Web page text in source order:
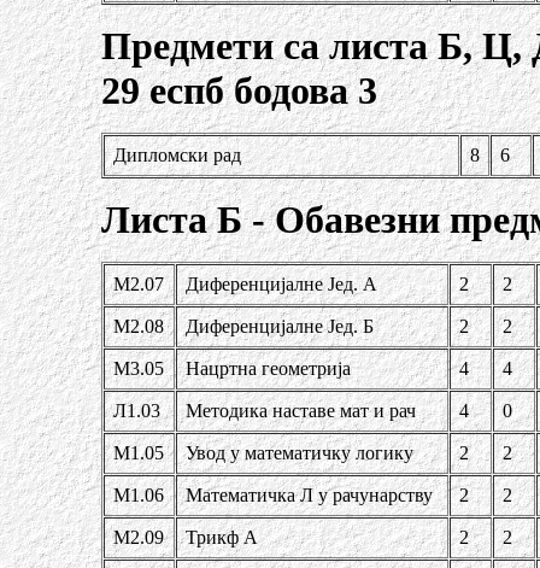
Предмети са листа Б, Ц,
29 еспб бодова 3
Дипломски рад 8 6
Листа Б - Обавезни
М2.07 Диференцијалне Јед. А 2 2
М2.08 Диференцијалне Јед. Б 2 2
М3.05 Нацртна геометрија 4 4
Л1.03 Методика наставе мат и рач 4 0
М1.05 Увод у математичку логику 2 2
М1.06 Математичка Л у рачунарству 2 2
М2.09 Трикф А 2 2